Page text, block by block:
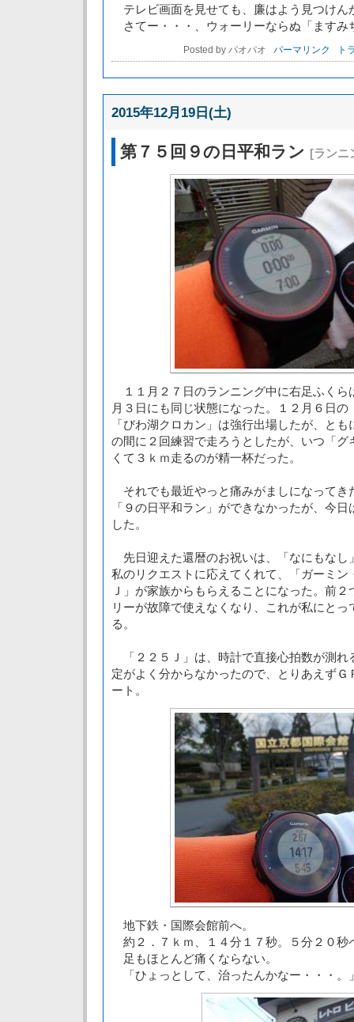
テレビ画面を見せても、廉はよう見つけん
さてー・・・、ウォーリーならぬ「ますみ
Posted by パオパオ パーマリンク ト
2015年12月19日(土)
第７５回９の日平和ラン [ランニ
１１月２７日のランニング中に右足ふくら
月３日にも同じ状態になった。１２月６日
「びわ湖クロカン」は強行出場したが、と
の間に２回練習で走ろうとしたが、いつ「グ
くて３ｋｍ走るのが精一杯だった。
それでも最近やっと痛みがましになってき
「９の日平和ラン」ができなかったが、今
した。
先日迎えた還暦のお祝いは、「なにもなし
私のリクエストに応えてくれて、「ガーミン
Ｊ」が家族からもらえることになった。前
リーが故障で使えなくなり、これが私にと
る。
「２２５Ｊ」は、時計で直接心拍数が測れ
定がよく分からなかったので、とりあえず
ート。
地下鉄・国際会館前へ。
約２．７ｋｍ、１４分１７秒。５分２０秒
足もほとんど痛くならない。
「ひょっとして、治ったんかなー・・・。